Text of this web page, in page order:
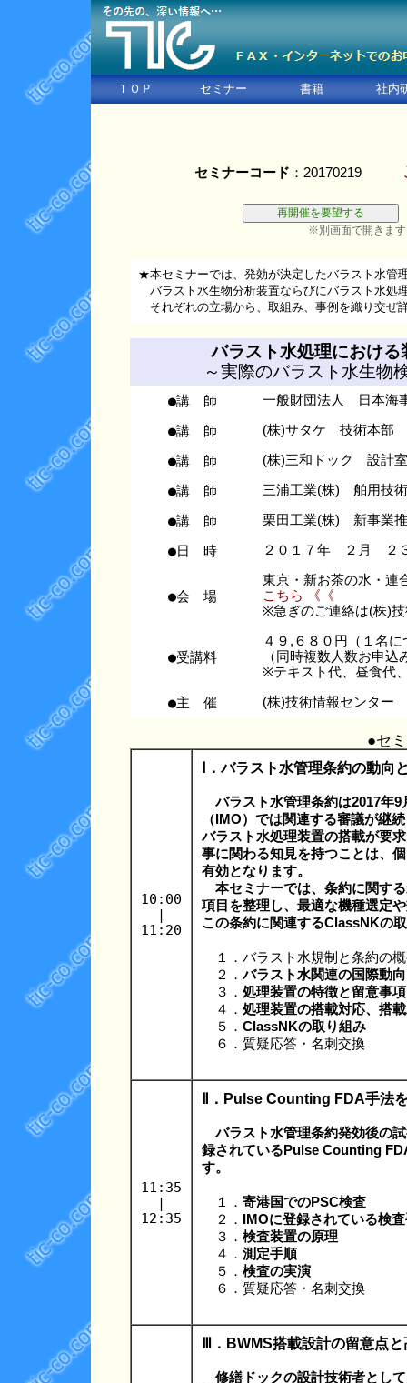
ＴＯＰ セミナー 書籍 社内
セミナーコード ：20170219
※別画面で開きます
★本セミナーでは、発効が決定したバラスト水管
バラスト水生物分析装置ならびにバラスト水処
それぞれの立場から、取組み、事例を織り交ぜ
バラスト水処理におけ
～実際のバラスト水生物
●講 師 一般財団法人 日本
●講 師 (株)サタケ 技術本部
●講 師 (株)三和ドック 設計
●講 師 三浦工業(株) 舶用技
●講 師 栗田工業(株) 新事業
●日 時 ２０１７年 ２月 ２
●会 場
東京・新お茶の水・
こちら 《《
※急ぎのご連絡は(株)
●受講料
４９,６８０円（１名に
（同時複数人数お申
※テキスト代、昼食代
●主 催 (株)技術情報センター
●セ
10:00
|
11:20
Ⅰ．バラスト水管理条約の動
バラスト水管理条約は2017年
（IMO）では関連する審議が継
バラスト水処理装置の搭載が要
事に関わる知見を持つことは、
有効となります。
本セミナーでは、条約に関す
項目を整理し、最適な機種選定
この条約に関連するClassNKの
１．バラスト水規制と条約の
２． バラスト水関連の国際動向
３． 処理装置の特徴と留意事項
４． 処理装置の搭載対応、搭
５． ClassNKの取り組み
６．質疑応答・名刺交換
11:35
|
12:35
Ⅱ．Pulse Counting FDA手法
バラスト水管理条約発効後の
録されているPulse Counting
す。
１． 寄港国でのPSC検査
２．
IMOに登録されている検
３． 検査装置の原理
４． 測定手順
５． 検査の実演
６．質疑応答・名刺交換
Ⅲ．BWMS搭載設計の留意点
修繕ドックの設計技術者とし